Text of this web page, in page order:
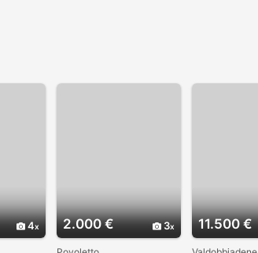
4 2.000 € 3 11.500 €